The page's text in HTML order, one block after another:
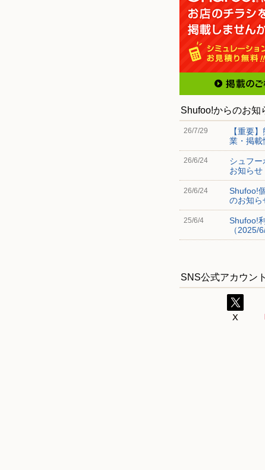
Shufoo!からのお知
26/7/29
【重要
業・掲載
26/6/24
シュフ
お知らせ
26/6/24
Shufoo!
のお知ら
25/6/4
Shufoo!
（2025/
SNS公式アカウント